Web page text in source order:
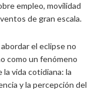
empleo, movilidad
de gran escala.
el eclipse no
como un fenómeno
vida cotidiana: la
y la percepción del